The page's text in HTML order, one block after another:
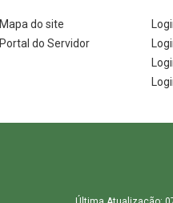
Mapa do site
Portal do Servidor